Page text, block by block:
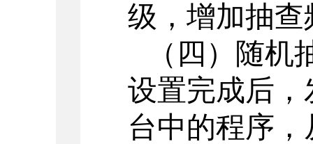
级，增加抽
（四）随机
设置完成后
台中的程序